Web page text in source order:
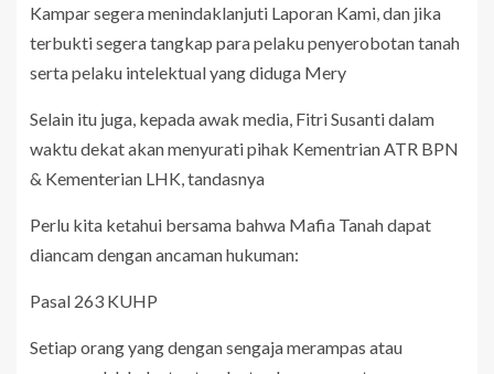
Kampar segera menindaklanjuti Laporan Kami, dan jika
terbukti segera tangkap para pelaku penyerobotan tanah
serta pelaku intelektual yang diduga Mery
Selain itu juga, kepada awak media, Fitri Susanti dalam
waktu dekat akan menyurati pihak Kementrian ATR BPN
& Kementerian LHK, tandasnya
Perlu kita ketahui bersama bahwa Mafia Tanah dapat
diancam dengan ancaman hukuman:
Pasal 263 KUHP
Setiap orang yang dengan sengaja merampas atau